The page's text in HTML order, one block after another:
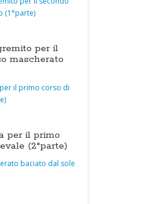
per il
mascherato
per il primo
(2°parte)